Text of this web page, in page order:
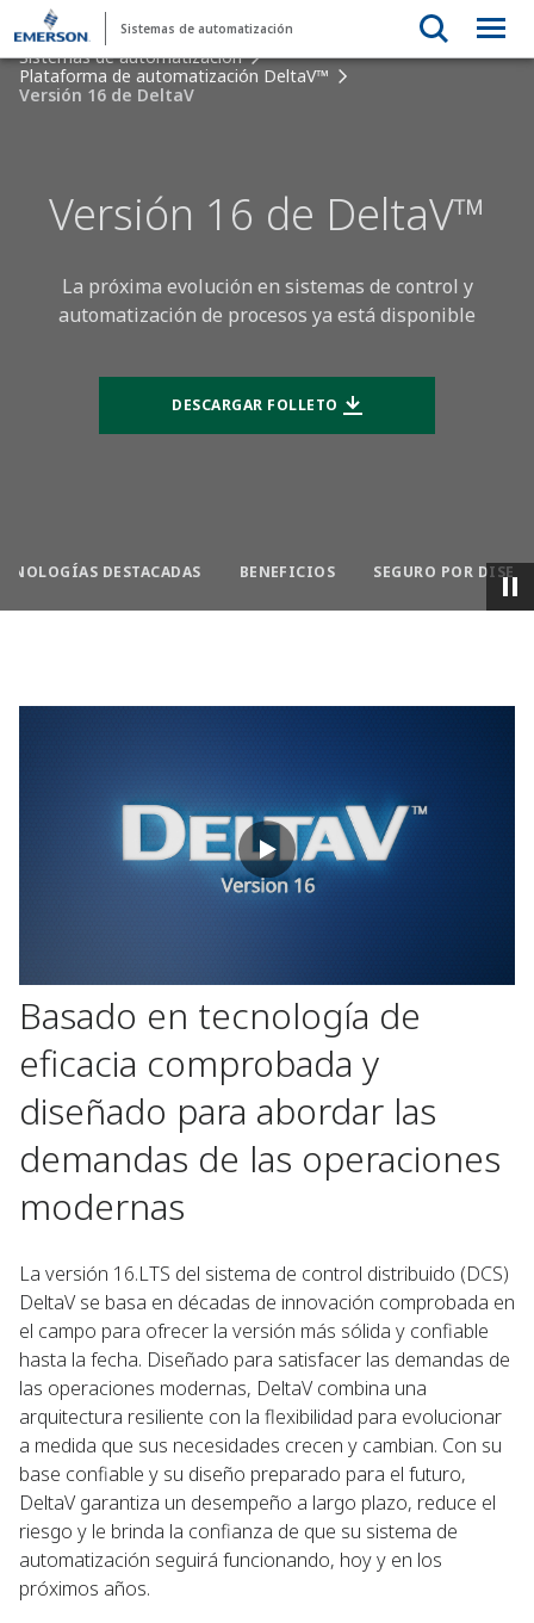
Sistemas de automatización
Sistemas de automatización
Plataforma de automatización DeltaV™
Versión 16 de DeltaV
Versión 16 de DeltaV™
La próxima evolución en sistemas de control y
automatización de procesos ya está disponible
DESCARGAR FOLLETO
DESTACADAS BENEFICIOS SEGURO POR
Basado en tecnología de
eficacia comprobada y
diseñado para abordar las
demandas de las operaciones
modernas
La versión 16.LTS del sistema de control distribuido (DCS)
DeltaV se basa en décadas de innovación comprobada en
el campo para ofrecer la versión más sólida y confiable
hasta la fecha. Diseñado para satisfacer las demandas de
las operaciones modernas, DeltaV combina una
arquitectura resiliente con la flexibilidad para evolucionar
a medida que sus necesidades crecen y cambian. Con su
base confiable y su diseño preparado para el futuro,
DeltaV garantiza un desempeño a largo plazo, reduce el
riesgo y le brinda la confianza de que su sistema de
automatización seguirá funcionando, hoy y en los
próximos años.